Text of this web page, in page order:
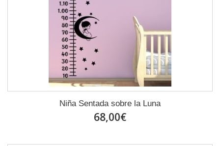
Niña Sentada sobre la Luna
68,00€